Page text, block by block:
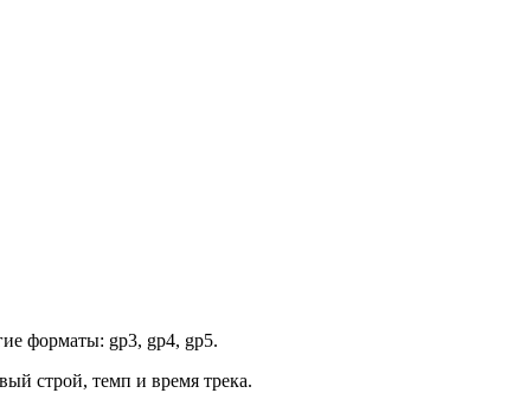
форматы: gp3, gp4, gp5.
строй, темп и время трека.